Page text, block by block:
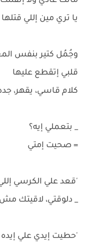
يا تري مين إللي قتلها
وجُمُل كتير بنفس
قلبي إتقطع عليها
كلام قاسي، يقهر،
_ بتعملي إيه؟
= صحيت إمتي
'قعد علي الكرسي
_ دلوقتي، لاقيتك
'حطيت إيدي علي إيده